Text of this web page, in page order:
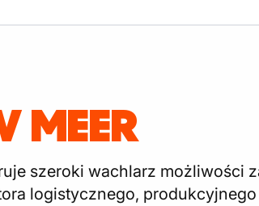
MEER
szeroki wachlarz możliwości
logistycznego, produkcyjnego